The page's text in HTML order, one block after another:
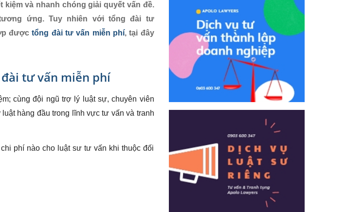
và nhanh chóng giải quyết vấn đề.
ứng. Tuy nhiên với tổng đài tư
đượctổng đài tư vấn miễn phí, tại đây
tư vấn miễn phí
cùng đội ngũ trợ lý luật sự, chuyên viên
hàng đầu trong lĩnh vực tư vấn và tranh
phí nào cho luật sư tư vấn khi thuộc đối